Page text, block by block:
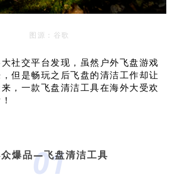
图源：谷歌
社交平台发现，虽然户外飞盘游戏
但是畅玩之后飞盘的清洁工作却让
，一款飞盘清洁工具在海外大受欢
01
爆品—飞盘清洁工具